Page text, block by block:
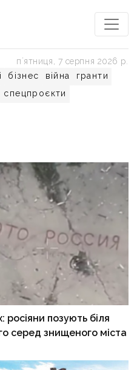
бізнес війна
гранти
спецпроєкти
пʼятниця, 7 серпня 2026 р.
росіяни позують біля
серед знищеного міста